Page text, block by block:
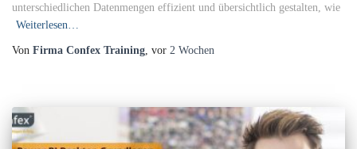
unterschiedlichen Datenmengen effizient und übersichtlich gestalten, wie
Weiterlesen…
Von Firma Confex Training , vor 2 Wochen